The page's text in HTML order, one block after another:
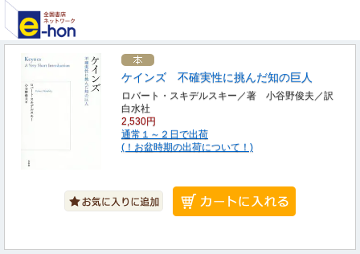
ケインズ 不確実性に挑んだ知の巨人
ロバート・スキデルスキー／著 小谷野俊夫／訳
白水社
2,530円
通常１～２日で出荷
(！お盆時期の出荷について！)